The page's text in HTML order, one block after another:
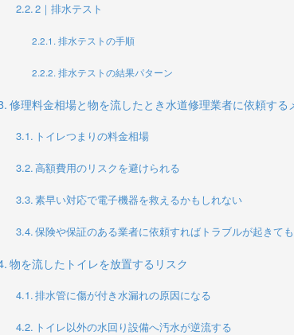
2｜排水テスト
排水テストの手順
排水テストの結果パターン
修理料金相場と物を流したとき水道修理業者に依頼する
トイレつまりの料金相場
高額費用のリスクを避けられる
素早い対応で電子機器を救えるかもしれない
保険や保証のある業者に依頼すればトラブルが起きて
物を流したトイレを放置するリスク
排水管に傷が付き水漏れの原因になる
トイレ以外の水回り設備へ汚水が逆流する